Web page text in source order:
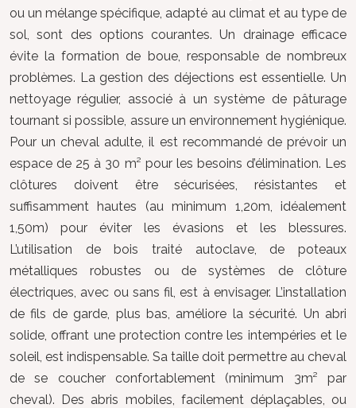
ou un mélange spécifique, adapté au climat et au type de
sol, sont des options courantes. Un drainage efficace
évite la formation de boue, responsable de nombreux
problèmes. La gestion des déjections est essentielle. Un
nettoyage régulier, associé à un système de pâturage
tournant si possible, assure un environnement hygiénique.
Pour un cheval adulte, il est recommandé de prévoir un
espace de 25 à 30 m² pour les besoins d’élimination. Les
clôtures doivent être sécurisées, résistantes et
suffisamment hautes (au minimum 1,20m, idéalement
1,50m) pour éviter les évasions et les blessures.
L’utilisation de bois traité autoclave, de poteaux
métalliques robustes ou de systèmes de clôture
électriques, avec ou sans fil, est à envisager. L’installation
de fils de garde, plus bas, améliore la sécurité. Un abri
solide, offrant une protection contre les intempéries et le
soleil, est indispensable. Sa taille doit permettre au cheval
de se coucher confortablement (minimum 3m² par
cheval). Des abris mobiles, facilement déplaçables, ou